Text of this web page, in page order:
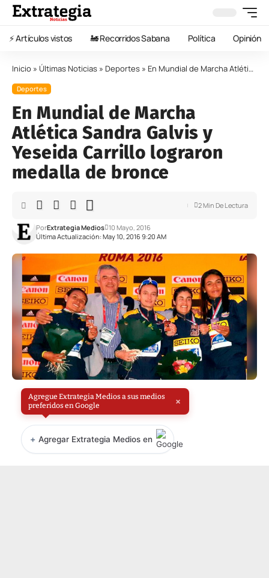
⚡️ Artículos vistos 🚂 Recorridos Sabana Política Opinión
Inicio » Últimas Noticias » Deportes » En Mundial de Marcha Atlética Sandra Galvis y Yeseida Carrillo lograron medalla de bronce
Deportes
En Mundial de Marcha
Atlética Sandra Galvis y
Yeseida Carrillo lograron
medalla de bronce
Última Actualización: May 10, 2016 9:20 AM
PorExtrategia Medios 10 Mayo, 2016
2 Min De Lectura
Agregue Extrategia Medios a sus medios
preferidos en Google
×
+ Agregar Extrategia Medios en